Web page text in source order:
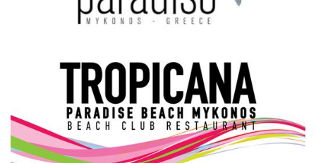
Science & Tech
Aegean Islands
Σεβασμιώτατος Δωρόθεος Β’
Cost Of Living Crisis